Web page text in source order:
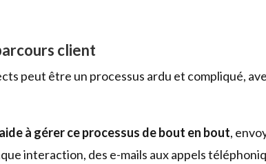
client
peut être un processus ardu et compliqué,
à gérer ce processus de bout en bout,
interaction, des e-mails aux appels